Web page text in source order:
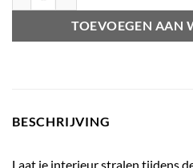
TOEVOEGEN AAN
BESCHRIJVING
Laat je interieur stralen tijdens